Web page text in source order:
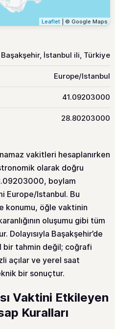
Leaflet | © Google Maps
Başakşehir, İstanbul ili, Türkiye
Europe/Istanbul
41.09203000
28.80203000
vakitleri hesaplanırken
olarak doğru
boylam
Europe/Istanbul. Bu
konumu, öğle vaktinin
oluşumu gibi tüm
Dolayısıyla Başakşehir’de
bir tahmin değil; coğrafi
açılar ve yerel saat
bir sonuçtur.
Vaktini Etkileyen
Kuralları